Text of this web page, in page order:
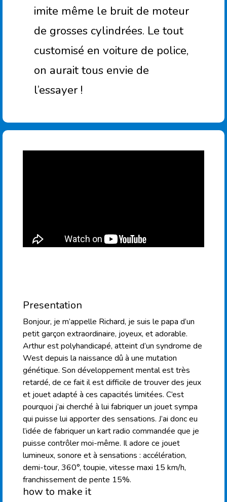
imite même le bruit de moteur
de grosses cylindrées. Le tout
customisé en voiture de police,
on aurait tous envie de
l’essayer !
Presentation
Bonjour, je m’appelle Richard, je suis le papa d’un
petit garçon extraordinaire, joyeux, et adorable.
Arthur est polyhandicapé, atteint d’un syndrome de
West depuis la naissance dû à une mutation
génétique. Son développement mental est très
retardé, de ce fait il est difficile de trouver des jeux
et jouet adapté à ces capacités limitées. C’est
pourquoi j’ai cherché à lui fabriquer un jouet sympa
qui puisse lui apporter des sensations. J’ai donc eu
l’idée de fabriquer un kart radio commandée que je
puisse contrôler moi-même. Il adore ce jouet
lumineux, sonore et à sensations : accélération,
demi-tour, 360°, toupie, vitesse maxi 15 km/h,
franchissement de pente 15%.
how to make it